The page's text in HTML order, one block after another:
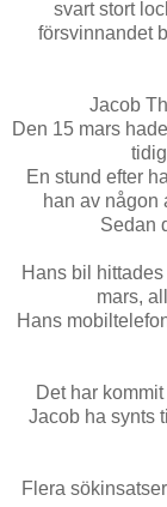
svart stort
försvinnandet
Jacob
Den 15 mars
En stund efter
han av någon
Sedan
Hans bil
mars,
Hans
Det har
Jacob ha synts
Flera